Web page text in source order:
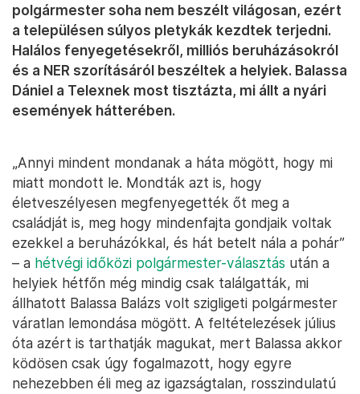
polgármester soha nem beszélt világosan, ezért
a településen súlyos pletykák kezdtek terjedni.
Halálos fenyegetésekről, milliós beruházásokról
és a NER szorításáról beszéltek a helyiek. Balassa
Dániel a Telexnek most tisztázta, mi állt a nyári
események hátterében.
„Annyi mindent mondanak a háta mögött, hogy mi
miatt mondott le. Mondták azt is, hogy
életveszélyesen megfenyegették őt meg a
családját is, meg hogy mindenfajta gondjaik voltak
ezekkel a beruházókkal, és hát betelt nála a pohár”
– a hétvégi időközi polgármester-választás után a
helyiek hétfőn még mindig csak találgatták, mi
állhatott Balassa Balázs volt szigligeti polgármester
váratlan lemondása mögött. A feltételezések július
óta azért is tarthatják magukat, mert Balassa akkor
ködösen csak úgy fogalmazott, hogy egyre
nehezebben éli meg az igazságtalan, rosszindulatú